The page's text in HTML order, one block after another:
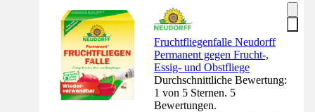
Fruchtfliegenfalle Neudorff
Permanent gegen Frucht-,
Essig- und Obstfliege
Durchschnittliche Bewertung:
1 von 5 Sternen. 5
Bewertungen.